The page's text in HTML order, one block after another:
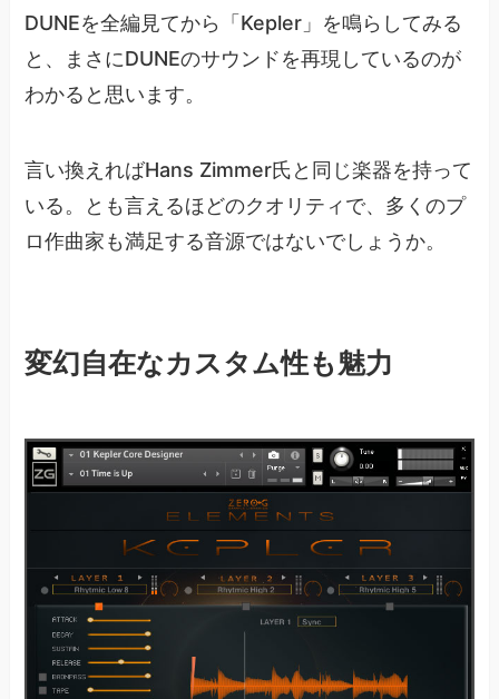
DUNEを全編見てから「Kepler」を鳴らしてみる
と、まさにDUNEのサウンドを再現しているのが
わかると思います。
言い換えればHans Zimmer氏と同じ楽器を持って
いる。とも言えるほどのクオリティで、多くのプ
ロ作曲家も満足する音源ではないでしょうか。
変幻自在なカスタム性も魅力